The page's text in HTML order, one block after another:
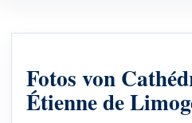
Fotos von
Étienne de